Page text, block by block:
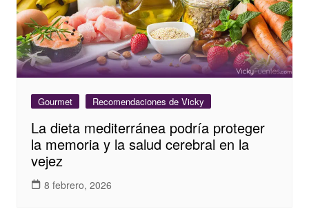
Gourmet Recomendaciones de Vicky
La dieta mediterránea podría proteger
la memoria y la salud cerebral en la
vejez
8 febrero, 2026